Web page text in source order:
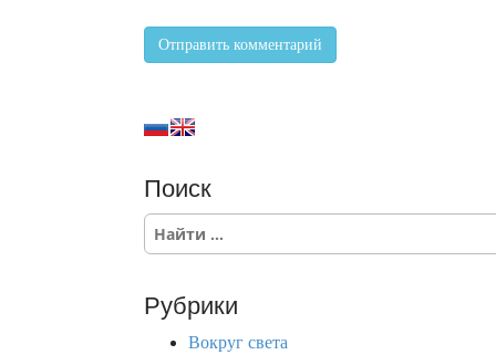
Поиск
S
c
Рубрики
Вокруг света